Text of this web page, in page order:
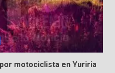
motociclista en Yuriria